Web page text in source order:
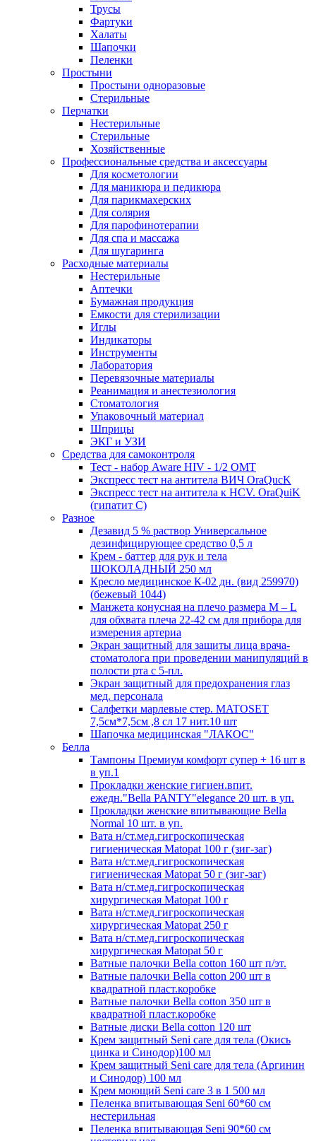
Трусы
Фартуки
Халаты
Шапочки
Пеленки
Простыни
Простыни одноразовые
Стерильные
Перчатки
Нестерильные
Стерильные
Хозяйственные
Профессиональные средства и аксессуары
Для косметологии
Для маникюра и педикюра
Для парикмахерских
Для солярия
Для парофинотерапии
Для спа и массажа
Для шугаринга
Расходные материалы
Нестерильные
Аптечки
Бумажная продукция
Емкости для стерилизации
Иглы
Индикаторы
Инструменты
Лаборатория
Перевязочные материалы
Реанимация и анестезиология
Стоматология
Упаковочный материал
Шприцы
ЭКГ и УЗИ
Средства для самоконтроля
Тест - набор Aware HIV - 1/2 ОМТ
Экспресс тест на антитела ВИЧ OraQuсK
Экспресс тест на антитела к HCV. OraQuiK
(гипатит С)
Разное
Дезавид 5 % раствор Универсальное
дезинфицирующее средство 0,5 л
Крем - баттер для рук и тела
ШОКОЛАДНЫЙ 250 мл
Кресло медицинское К-02 дн. (вид 259970)
(бежевый 1044)
Манжета конусная на плечо размера М – L
для обхвата плеча 22-42 см для прибора для
измерения артериа
Экран защитный для защиты лица врача-
стоматолога при проведении манипуляций в
полости рта с 5-пл.
Экран защитный для предохранения глаз
мед. персонала
Салфетки марлевые стер. MATOSET
7,5см*7,5см ,8 сл 17 нит.10 шт
Шапочка медицинская "ЛАКОС"
Белла
Тампоны Премиум комфорт супер + 16 шт в
в уп.1
Прокладки женские гигиен.впит.
ежедн."Bella PANTY"elegance 20 шт. в уп.
Прокладки женские впитывающие Bella
Normal 10 шт. в уп.
Вата н/ст.мед.гигроскопическая
гигиеническая Matopat 100 г (зиг-заг)
Вата н/ст.мед.гигроскопическая
гигиеническая Matopat 50 г (зиг-заг)
Вата н/ст.мед.гигроскопическая
хирургическая Matopat 100 г
Вата н/ст.мед.гигроскопическая
хирургическая Matopat 250 г
Вата н/ст.мед.гигроскопическая
хирургическая Matopat 50 г
Ватные палочки Bella cotton 160 шт п/эт.
Ватные палочки Bella cotton 200 шт в
квадратной пласт.коробке
Ватные палочки Bella cotton 350 шт в
квадратной пласт.коробке
Ватные диски Bella cotton 120 шт
Крем защитный Seni care для тела (Окись
цинка и Синодор)100 мл
Крем защитный Seni care для тела (Аргинин
и Синодор) 100 мл
Крем моющий Seni care 3 в 1 500 мл
Пеленка впитывающая Seni 60*60 см
нестерильная
Пеленка впитывающая Seni 90*60 см